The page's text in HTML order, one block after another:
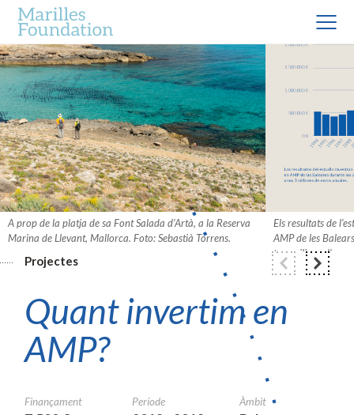
A prop de la platja de sa Font Salada d’Artà, a la Reserva
Marina de Llevant, Mallorca. Foto: Sebastià Torrens.
Els resultats de
AMP de les
tres milions
Projectes
Quant invertim en
AMP?
Finançament Període Àmbit